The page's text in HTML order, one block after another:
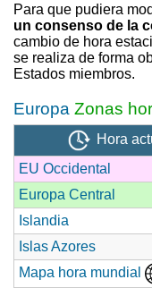
Para que pudiera
un consenso de la
cambio de hora
se realiza de forma
Estados miembros.
Europa Zonas
Hora
EU Occidental
Europa Central
Islandia
Islas Azores
Mapa hora mundial